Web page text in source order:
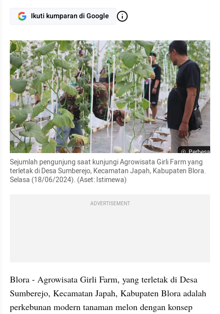
Ikuti kumparan di Google
Perbesar
Sejumlah pengunjung saat kunjungi Agrowisata Girli Farm yang
terletak di Desa Sumberejo, Kecamatan Japah, Kabupaten Blora.
Selasa (18/06/2024). (Aset: Istimewa)
ADVERTISEMENT
Blora - Agrowisata Girli Farm, yang terletak di Desa
Sumberejo, Kecamatan Japah, Kabupaten Blora adalah